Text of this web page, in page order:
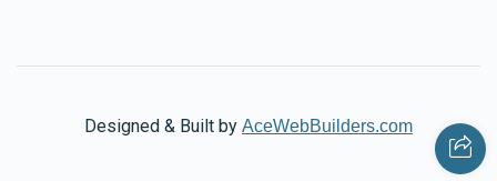
Designed & Built by AceWebBuilders.com